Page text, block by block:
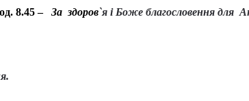
8.45 – За здоров`я і Боже благословення для